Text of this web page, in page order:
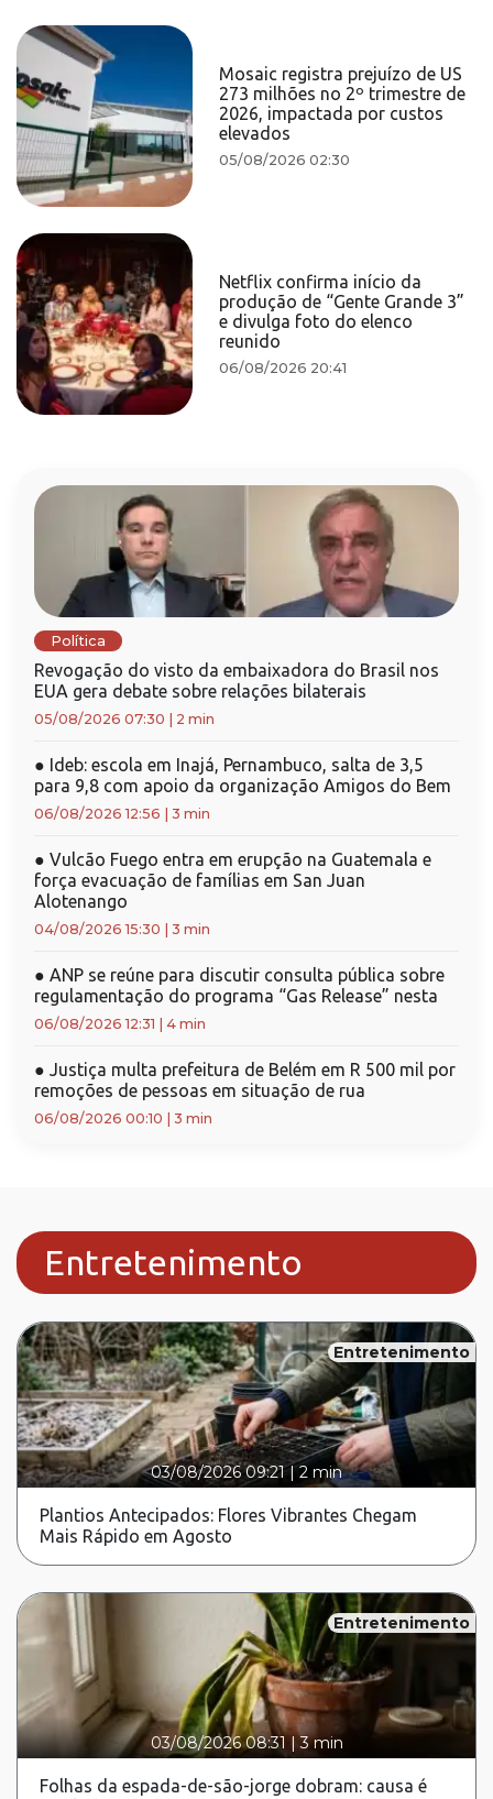
Mosaic registra prejuízo de US
273 milhões no 2º trimestre de
2026, impactada por custos
elevados
05/08/2026 02:30
Netflix confirma início da
produção de “Gente Grande 3”
e divulga foto do elenco
reunido
06/08/2026 20:41
Política
Revogação do visto da embaixadora do Brasil nos
EUA gera debate sobre relações bilaterais
05/08/2026 07:30 2 min
● Ideb: escola em Inajá, Pernambuco, salta de 3,5
para 9,8 com apoio da organização Amigos do Bem
06/08/2026 12:56 3 min
● Vulcão Fuego entra em erupção na Guatemala e
força evacuação de famílias em San Juan
Alotenango
04/08/2026 15:30 3 min
● ANP se reúne para discutir consulta pública sobre
regulamentação do programa “Gas Release” nesta
06/08/2026 12:31 4 min
● Justiça multa prefeitura de Belém em R 500 mil por
remoções de pessoas em situação de rua
06/08/2026 00:10 3 min
Entretenimento
Entretenimento
03/08/2026 09:21|2 min
Plantios Antecipados: Flores Vibrantes Chegam
Mais Rápido em Agosto
Entretenimento
03/08/2026 08:31 |3 min
Folhas da espada-de-são-jorge dobram: causa é